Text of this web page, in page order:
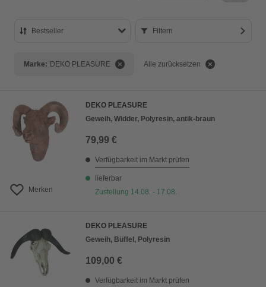
Bestseller
Bewertung
Filtern
Marke: DEKO PLEASURE Alle zurücksetzen
Merken
DEKO PLEASURE
Geweih, Widder, Polyresin, antik-braun
79,99 €
Verfügbarkeit im Markt prüfen
lieferbar
Zustellung 14.08. - 17.08.
DEKO PLEASURE
Geweih, Büffel, Polyresin
109,00 €
Verfügbarkeit im Markt prüfen